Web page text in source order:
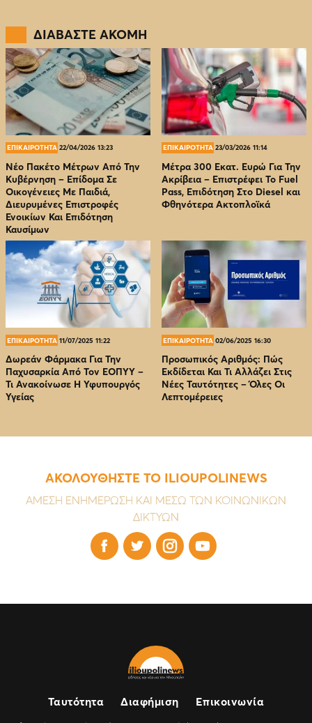
ΔΙΑΒΑΣΤΕ ΑΚΟΜΗ
ΕΠΙΚΑΙΡΟΤΗΤΑ 22/04/2026 13:23
Νέο Πακέτο Μέτρων Από Την
Κυβέρνηση – Επίδομα Σε
Οικογένειες Με Παιδιά,
Διευρυμένες Επιστροφές
Ενοικίων Και Επιδότηση
Καυσίμων
ΕΠΙΚΑΙΡΟΤΗΤΑ 23/03/2026 11:14
Μέτρα 300 Εκατ. Ευρώ Για Την
Ακρίβεια – Επιστρέφει Το Fuel
Pass, Επιδότηση Στο Diesel και
Φθηνότερα Ακτοπλοϊκά
ΕΠΙΚΑΙΡΟΤΗΤΑ 11/07/2025 11:22
Δωρεάν Φάρμακα Για Την
Παχυσαρκία Από Τον EOΠΥΥ –
Τι Ανακοίνωσε Η Υφυπουργός
Υγείας
ΕΠΙΚΑΙΡΟΤΗΤΑ 02/06/2025 16:30
Προσωπικός Αριθμός: Πώς
Εκδίδεται Και Τι Αλλάζει Στις
Νέες Ταυτότητες – Όλες Οι
Λεπτομέρειες
ΑΚΟΛΟΥΘΗΣΤΕ ΤΟ ILIOUPOLINEWS
ΑΜΕΣΗ ΕΝΗΜΕΡΩΣΗ ΚΑΙ ΜΕΣΩ ΤΩΝ ΚΟΙΝΩΝΙΚΩΝ
ΔΙΚΤΥΩΝ
   
Ταυτότητα Διαφήμιση
Επικοινωνία